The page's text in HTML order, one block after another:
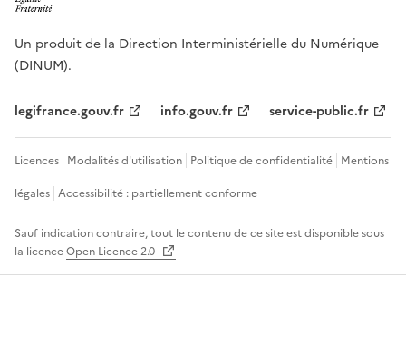
Un produit de la Direction Interministérielle du Numérique
(DINUM).
legifrance.gouv.fr info.gouv.fr service-public.fr
Licences Modalités d'utilisation Politique de confidentialité Mentions
légales Accessibilité : partiellement conforme
Sauf indication contraire, tout le contenu de ce site est disponible sous
la licenceOpen Licence 2.0